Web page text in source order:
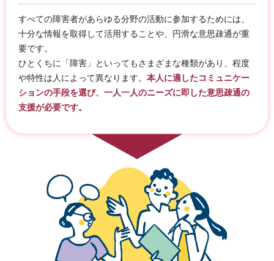
すべての障害者があらゆる分野の活動に参加するためには、
十分な情報を取得して活用することや、円滑な意思疎通が重
要です。
ひとくちに「障害」といってもさまざまな種類があり、程度
や特性は人によって異なります。 本人に適したコミュニケー
ションの手段を選び、一人一人のニーズに即した意思疎通の
支援が必要です。